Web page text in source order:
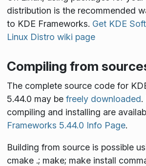
distribution is the recommended
to KDE Frameworks. Get KDE
Linux Distro wiki page
Compiling from
The complete source code for
5.44.0 may be freely downloaded.
compiling and installing are
Frameworks 5.44.0 Info Page.
Building from source is possible
cmake .; make; make install